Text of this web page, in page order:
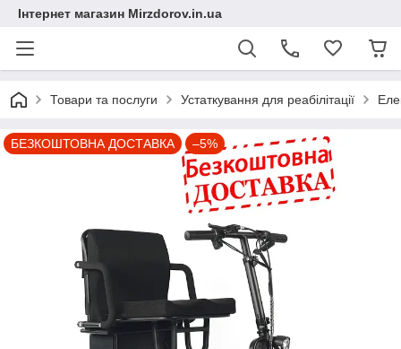
Інтернет магазин Mirzdorov.in.ua
Товари та послуги Устаткування для реабілітації
БЕЗКОШТОВНА ДОСТАВКА –5%